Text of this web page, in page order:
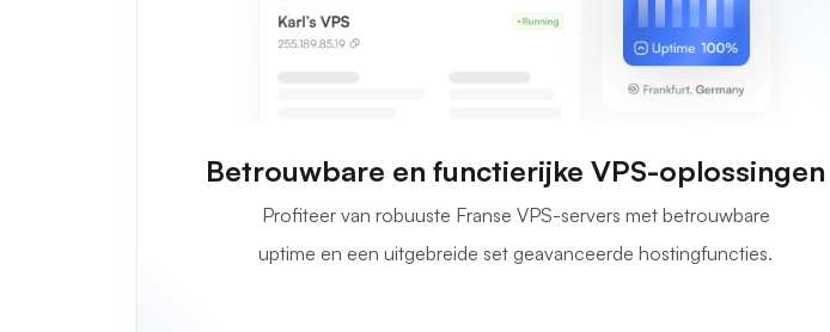
Betrouwbare en functierijke VPS-oplossingen
Profiteer van robuuste Franse VPS-servers met betrouwbare
uptime en een uitgebreide set geavanceerde hostingfuncties.